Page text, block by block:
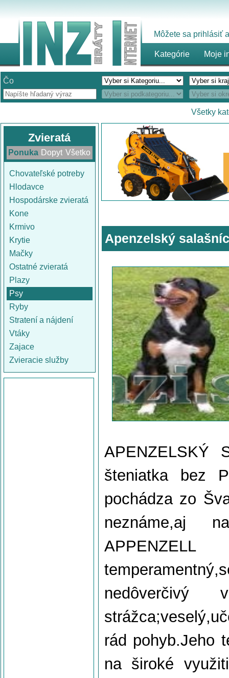
Môžete sa prihlásiť
Kategórie Moje
Čo
Všetky
Zvieratá
Ponuka Dopyt Všetko
Chovateľské potreby
Hlodavce
Hospodárske zvieratá
Kone
Krmivo
Krytie
Mačky
Ostatné zvieratá
Plazy
Psy
Ryby
Stratení a nájdení
Vtáky
Zajace
Zvieracie služby
Apenzelský
APENZELSKÝ
šteniatka bez
pochádza zo
neznáme,aj
nedôverčivý
rád pohyb.Jeho
na široké